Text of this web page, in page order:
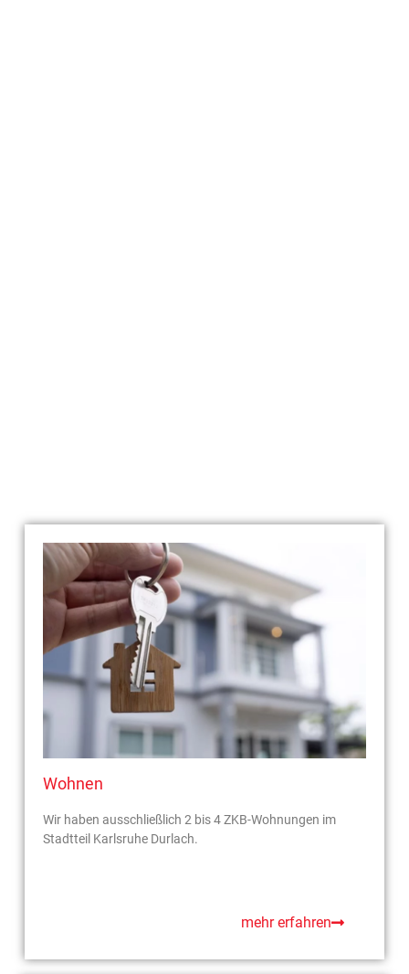
Wohnen
Wir haben ausschließlich 2 bis 4 ZKB-Wohnungen im
Stadtteil Karlsruhe Durlach.
mehr erfahren